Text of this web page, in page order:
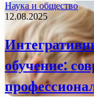
Наука и общество
12.08.2025
обучение: